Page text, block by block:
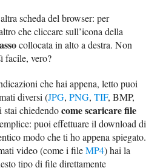
scheda del browser: per
che cliccare sull’icona della
collocata in alto a destra. Non
facile, vero?
che hai appena, letto puoi
diversi (JPG,PNG,TIF, BMP,
stai chiedendocome scaricare file
puoi effettuare il download di
modo che ti ho appena spiegato.
video (come i fileMP4) hai la
tipo di file direttamente